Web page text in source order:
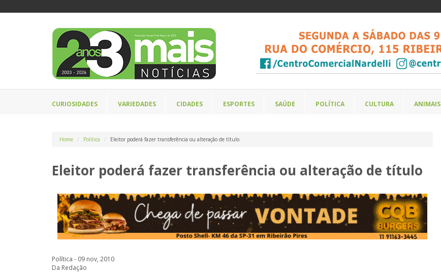
CURIOSIDADES VARIEDADES CIDADES ESPORTES SAÚDE POLÍTICA CULTURA ANIMAIS
Home Política Eleitor poderá fazer transferência ou alteração de título
Eleitor poderá fazer transferência ou alteração de título
Política - 09 nov, 2010
Da Redação